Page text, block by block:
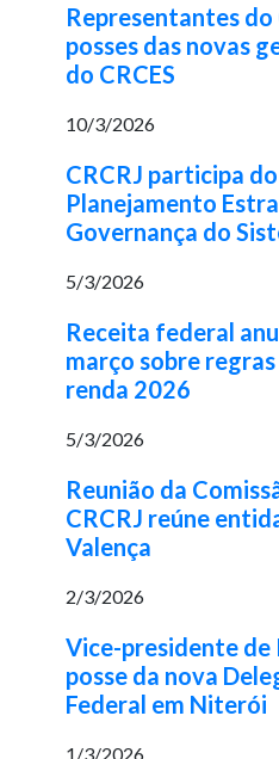
Representantes
posses das novas
do CRCES
10/3/2026
CRCRJ participa
Planejamento
Governança do
5/3/2026
Receita federal
março sobre
renda 2026
5/3/2026
Reunião da
CRCRJ reúne
Valença
2/3/2026
Vice-presidente
posse da nova
Federal em Niterói
1/3/2026